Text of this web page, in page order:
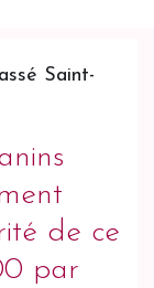
Saint-
de ce
par